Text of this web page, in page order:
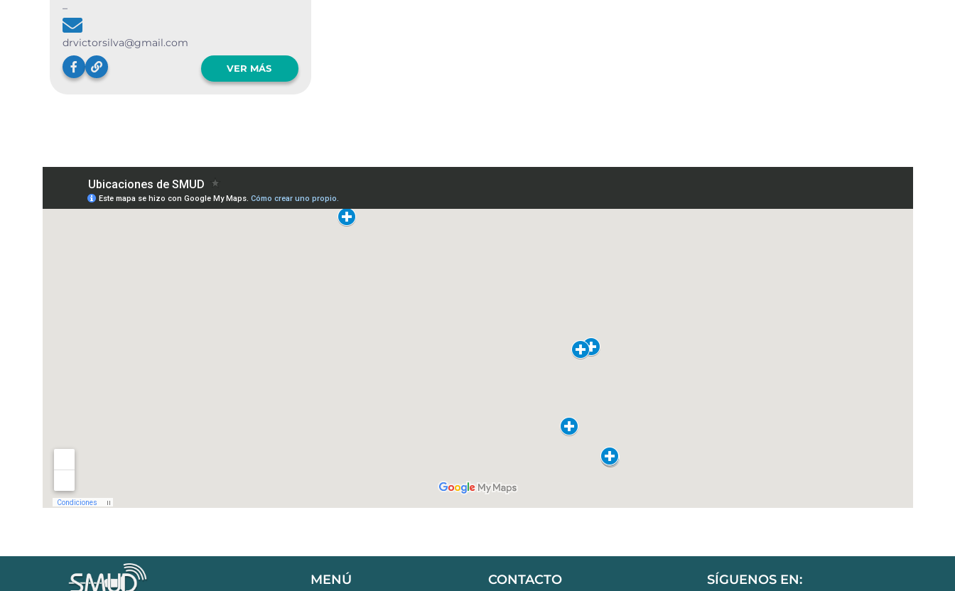
–
drvictorsilva@gmail.com
VER MÁS
MENÚ CONTACTO SÍGUENOS EN: